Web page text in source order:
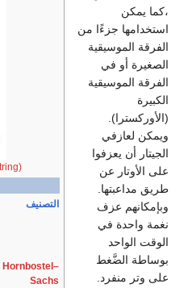
(nylon string)
آلة موسيقية
التصنيف
(plucked,
usually
and
a
Hornbostel–
Sachs
321.322
(Composite
جزءًا من
في
يعزفوا
عن
عزف
في